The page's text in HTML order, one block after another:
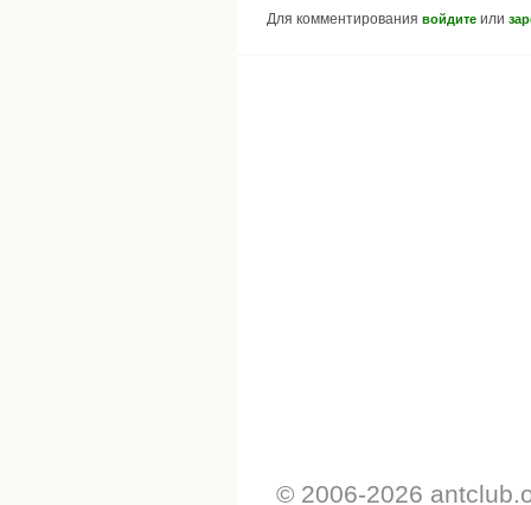
Для комментирования войдите или
© 2006-2026